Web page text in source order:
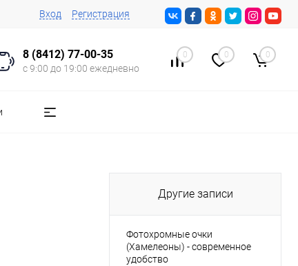
Вход Регистрация
8 (8412) 77-00-35
с 9:00 до 19:00 ежедневно
0 0 0
Другие записи
Фотохромные очки
(Хамелеоны) - современное
удобство